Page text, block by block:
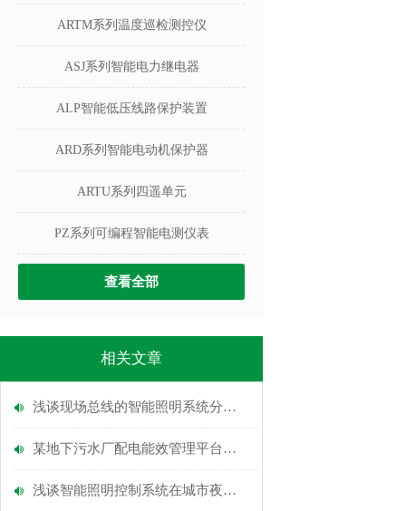
ARTM系列温度巡检测控仪
ASJ系列智能电力继电器
ALP智能低压线路保护装置
ARD系列智能电动机保护器
ARTU系列四遥单元
PZ系列可编程智能电测仪表
查看全部
相关文章
浅谈现场总线的智能照明系统分析与应用研究
某地下污水厂配电能效管理平台设计与智能照明策略
浅谈智能照明控制系统在城市夜景照明中的运用